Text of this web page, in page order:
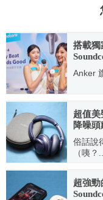
搭載獨
Anker
2022.11.07
超值
降噪
俗話說
（咦？
2021.10.21
超強勁